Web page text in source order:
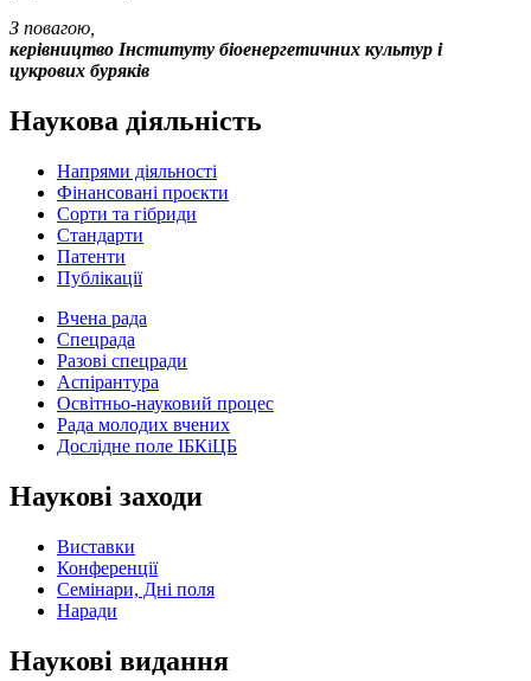
З повагою,
керівництво Інституту біоенергетичних культур і
цукрових буряків
Наукова діяльність
Напрями діяльності
Фінансовані проєкти
Сорти та гібриди
Стандарти
Патенти
Публікації
Вчена рада
Спецрада
Разові спецради
Аспірантура
Освітньо-науковий процес
Рада молодих вчених
Дослідне поле ІБКіЦБ
Наукові заходи
Виставки
Конференції
Семінари, Дні поля
Наради
Наукові видання